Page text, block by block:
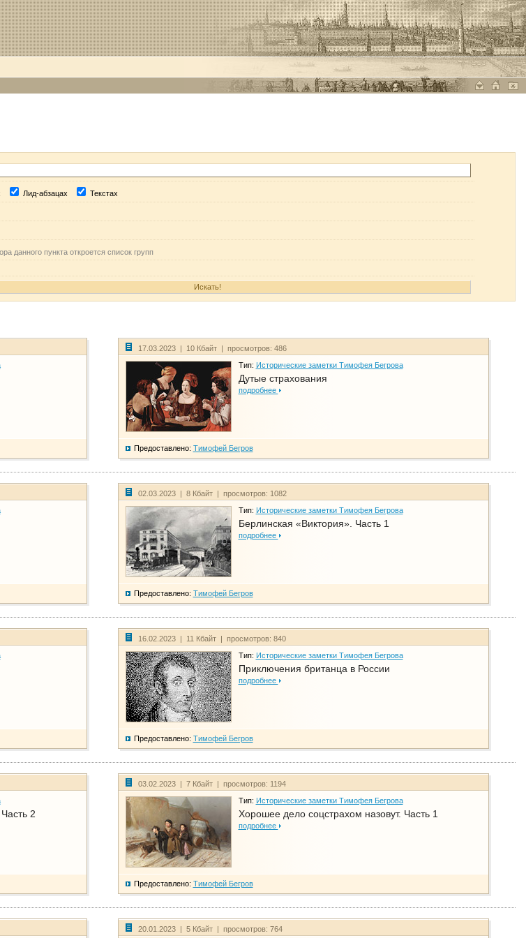
Лид-абзацах Текстах
данного пункта откроется список групп
17.03.2023 | 10 Кбайт | просмотров: 486
Тип: Исторические заметки Тимофея Бегрова
Дутые страхования
подробнее
Предоставлено: Тимофей Бегров
02.03.2023 | 8 Кбайт | просмотров: 1082
Тип: Исторические заметки Тимофея Бегрова
Берлинская «Виктория». Часть 1
подробнее
Предоставлено: Тимофей Бегров
16.02.2023 | 11 Кбайт | просмотров: 840
Тип: Исторические заметки Тимофея Бегрова
Приключения британца в России
подробнее
Предоставлено: Тимофей Бегров
2
03.02.2023 | 7 Кбайт | просмотров: 1194
Тип: Исторические заметки Тимофея Бегрова
Хорошее дело соцстрахом назовут. Часть 1
подробнее
Предоставлено: Тимофей Бегров
20.01.2023 | 5 Кбайт | просмотров: 764